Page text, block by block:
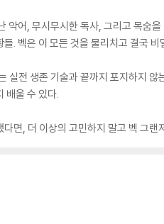
악어, 무시무시한 독사, 그리고 목숨
. 벡은 이 모든 것을 물리치고 결국 비
실전 생존 기술과 끝까지 포지하지
배울 수 있다.
면, 더 이상의 고민하지 말고 벡 그랜